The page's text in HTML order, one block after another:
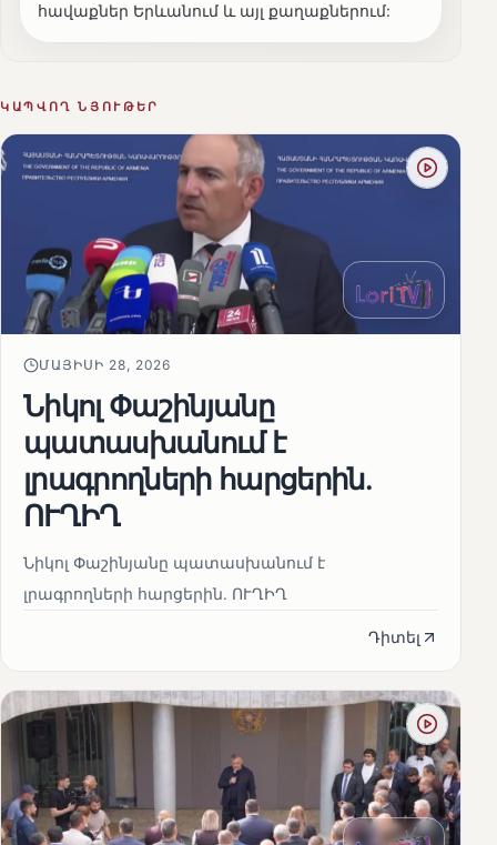
հավաքներ Երևանում և այլ քաղաքներում:
ԿԱՊՎՈՂ ՆՅՈՒԹԵՐ
ՄԱՅԻՍԻ 28, 2026
Նիկոլ Փաշինյանը
պատասխանում է
լրագրողների հարցերին․
ՈՒՂԻՂ
Նիկոլ Փաշինյանը պատասխանում է
լրագրողների հարցերին․ ՈՒՂԻՂ
Դիտել